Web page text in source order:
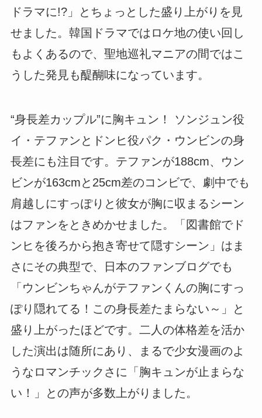
ドラマに!?」とちょっとした盛り上がりを見
せました。韓国ドラマではロケ地の使い回し
もよくあるので、聖地巡礼マニアの間ではこ
うした発見も醍醐味になっています。
“身長差カップル”に胸キュン！ ソンジュン役
イ・テファンとドンヒ役パク・ウンビンの身
長差にも注目です。テファンが188cm、ウン
ビンが163cmと25cm差のコンビで、劇中でも
肩越しにすっぽりと彼女が胸に収まるシーン
はファンをときめかせました。「図書館でド
ンヒを後ろから抱き寄せて隠すシーン」はま
さにその典型で、日本のファンブログでも
「ウンビンちゃんがテファンくんの胸にすっ
ぽり隠れてる！この身長差たまらない～」と
盛り上がったほどです。二人の体格差を活か
した演出は随所にあり、まるで少女漫画のよ
うなロマンチックさに「胸キュンが止まらな
い！」との声が多数上がりました。